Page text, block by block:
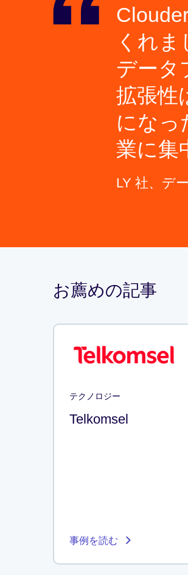
くれ
データ
拡張性
になっ
業に集
LY 社、デ
お薦めの記事
テクノロジー
Telkomsel
事例を読む